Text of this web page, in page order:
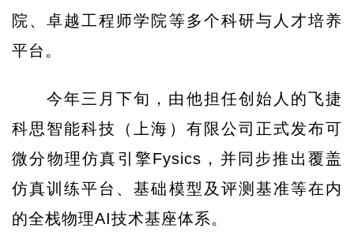
院、卓越工程师学院等多个科研与人才培养
平台。
今年三月下旬，由他担任创始人的飞捷
科思智能科技（上海）有限公司正式发布可
微分物理仿真引擎Fysics，并同步推出覆盖
仿真训练平台、基础模型及评测基准等在内
的全栈物理AI技术基座体系。